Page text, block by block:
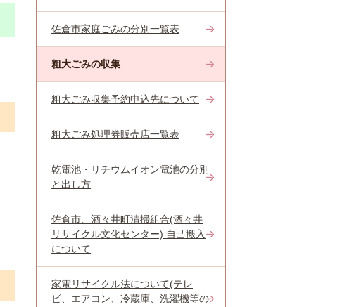
佐倉市家庭ごみの分別一覧表
粗大ごみの収集
粗大ごみ収集予約申込先について
粗大ごみ処理券販売店一覧表
乾電池・リチウムイオン電池の分別
と出し方
佐倉市、酒々井町清掃組合(酒々井
リサイクル文化センター) 自己搬入
について
家電リサイクル法について(テレ
ビ、エアコン、冷蔵庫、洗濯機等の